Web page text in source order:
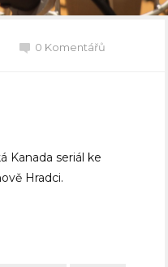
0 Komentářů
Kanada seriál ke
Hradci.